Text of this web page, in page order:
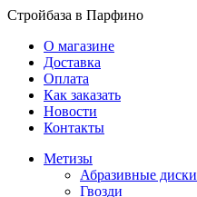
Стройбаза в Парфино
О магазине
Доставка
Оплата
Как заказать
Новости
Контакты
Метизы
Абразивные диски
Гвозди